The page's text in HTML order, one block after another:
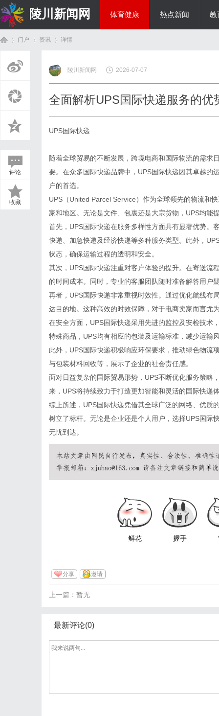
陵川新闻网 体育健康 热点新闻 教
门户 资讯
›
详情
评论
收藏
陵川新闻网 2026-07-07
全面解析UPS国际快递服务的优
UPS国际快递
随着全球贸易的不断发展，跨境电商和国际物流的需求
要。在众多国际快递品牌中，UPS国际快递因其卓越的
户的首选。
UPS（United Parcel Service）作为全球领先的物流和
家和地区。无论是文件、包裹还是大宗货物，UPS均能
首先，UPS国际快递在服务多样性方面具有显著优势。
快递、加急快递及经济快递等多种服务类型。此外，
状态，确保运输过程的透明和安全。
其次，UPS国际快递注重对客户体验的提升。在寄送流
的时间成本。同时，专业的客服团队随时准备解答用户
再者，UPS国际快递非常重视时效性。通过优化航线布
达目的地。这种高效的时效保障，对于电商卖家而言尤
在安全方面，UPS国际快递采用先进的监控及安检技术
特殊商品，UPS均有相应的包装及运输标准，减少运输
此外，UPS国际快递积极响应环保要求，推动绿色物流
与包装材料回收等，展示了企业的社会责任感。
面对日益复杂的国际贸易形势，UPS不断优化服务策略
来，UPS将持续致力于打造更加智能和灵活的国际快递
综上所述，UPS国际快递凭借其全球广泛的网络、优质
树立了标杆。无论是企业还是个人用户，选择UPS国际
无忧到达。
鲜花 握手
分享 邀请
上一篇：暂无
最新评论(0)